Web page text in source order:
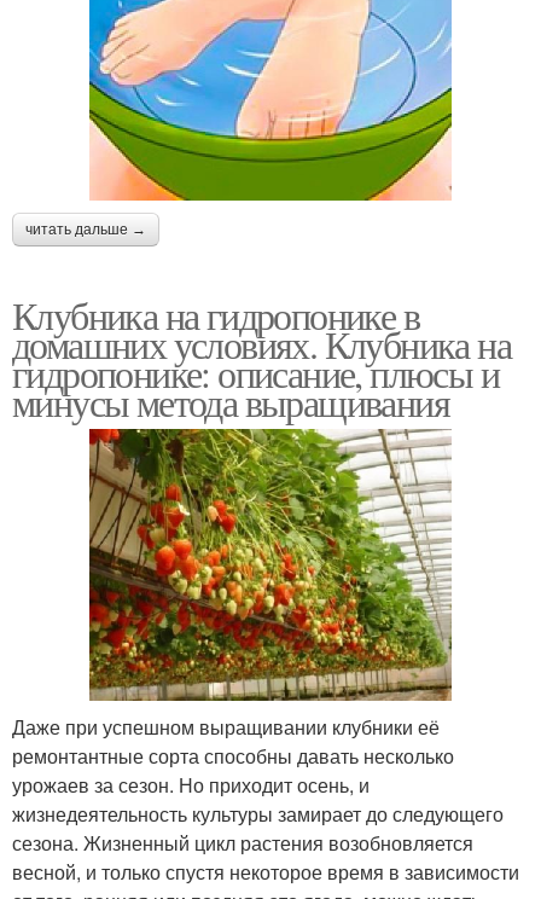
читать дальше →
Клубника на гидропонике в
домашних условиях. Клубника на
гидропонике: описание, плюсы и
минусы метода выращивания
Даже при успешном выращивании клубники её
ремонтантные сорта способны давать несколько
урожаев за сезон. Но приходит осень, и
жизнедеятельность культуры замирает до следующего
сезона. Жизненный цикл растения возобновляется
весной, и только спустя некоторое время в зависимости